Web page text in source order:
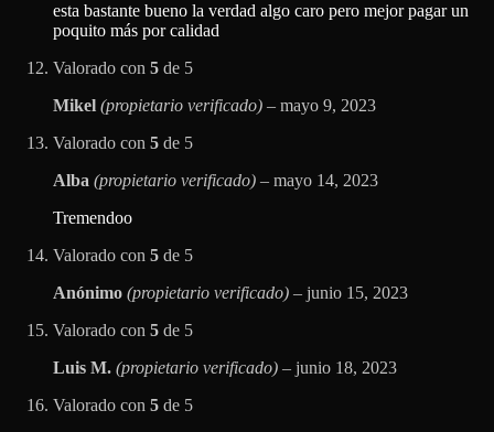
esta bastante bueno la verdad algo caro pero mejor pagar un
poquito más por calidad
Valorado con 5 de 5
Mikel (propietario verificado) – mayo 9, 2023
Valorado con 5 de 5
Alba (propietario verificado) – mayo 14, 2023
Tremendoo
Valorado con 5 de 5
Anónimo (propietario verificado) – junio 15, 2023
Valorado con 5 de 5
Luis M. (propietario verificado) – junio 18, 2023
Valorado con 5 de 5